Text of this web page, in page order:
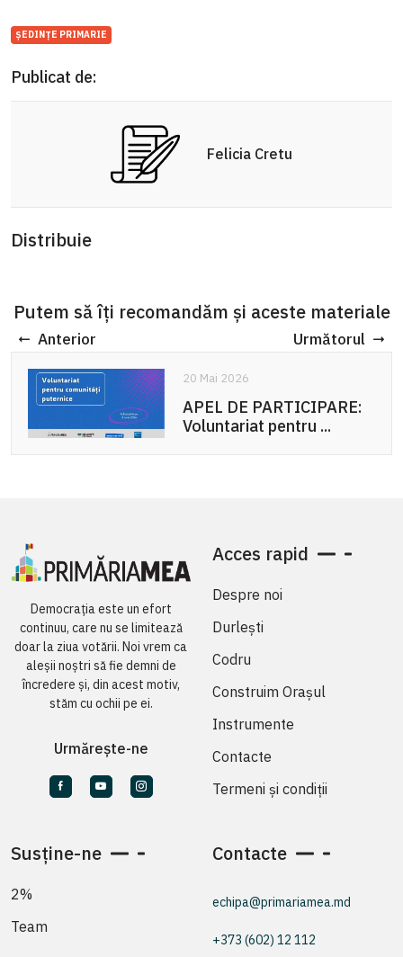
ȘEDINȚE PRIMARIE
Publicat de:
Felicia Cretu
Distribuie
Putem să îți recomandăm și aceste materiale
Anterior Următorul
20 Mai 2026
APEL DE PARTICIPARE:
Voluntariat pentru ...
Democrația este un efort
continuu, care nu se limitează
doar la ziua votării. Noi vrem ca
aleșii noștri să fie demni de
încredere și, din acest motiv,
stăm cu ochii pe ei.
Urmărește-ne
Acces rapid
Despre noi
Durlești
Codru
Construim Orașul
Instrumente
Contacte
Termeni și condiții
Susține-ne
2%
Team
Contacte
echipa@primariamea.md
+373 (602) 12 112